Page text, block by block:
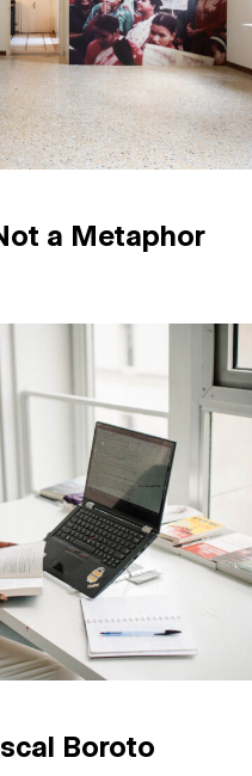
a Metaphor
Boroto